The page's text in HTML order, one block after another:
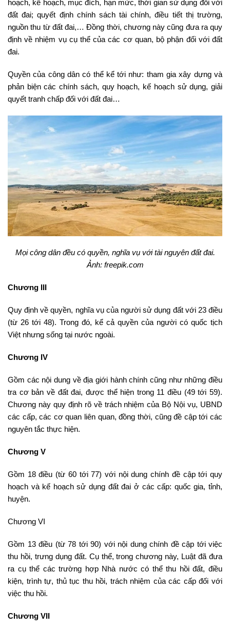
hoạch, kế hoạch, mục đích, hạn mức, thời gian sử dụng đối với
đất đai; quyết định chính sách tài chính, điều tiết thị trường,
nguồn thu từ đất đai,… Đồng thời, chương này cũng đưa ra quy
định về nhiệm vụ cụ thể của các cơ quan, bộ phận đối với đất
đai.
Quyền của công dân có thể kể tới như: tham gia xây dựng và
phản biện các chính sách, quy hoạch, kế hoạch sử dụng, giải
quyết tranh chấp đối với đất đai…
Mọi công dân đều có quyền, nghĩa vụ với tài nguyên đất đai.
Ảnh: freepik.com
Chương III
Quy định về quyền, nghĩa vụ của người sử dụng đất với 23 điều
(từ 26 tới 48). Trong đó, kể cả quyền của người có quốc tịch
Việt nhưng sống tại nước ngoài.
Chương IV
Gồm các nội dung về địa giới hành chính cũng như những điều
tra cơ bản về đất đai, được thể hiện trong 11 điều (49 tới 59).
Chương này quy định rõ về trách nhiệm của Bộ Nội vụ, UBND
các cấp, các cơ quan liên quan, đồng thời, cũng đề cập tới các
nguyên tắc thực hiện.
Chương V
Gồm 18 điều (từ 60 tới 77) với nội dung chính đề cập tới quy
hoạch và kế hoạch sử dụng đất đai ở các cấp: quốc gia, tỉnh,
huyện.
Chương VI
Gồm 13 điều (từ 78 tới 90) với nội dung chính đề cập tới việc
thu hồi, trưng dụng đất. Cụ thể, trong chương này, Luật đã đưa
ra cụ thể các trường hợp Nhà nước có thể thu hồi đất, điều
kiện, trình tự, thủ tục thu hồi, trách nhiệm của các cấp đối với
việc thu hồi.
Chương VII